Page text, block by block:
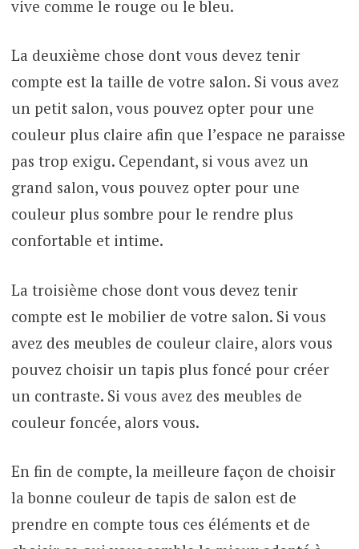
vive comme le rouge ou le bleu.
La deuxième chose dont vous devez tenir
compte est la taille de votre salon. Si vous avez
un petit salon, vous pouvez opter pour une
couleur plus claire afin que l’espace ne paraisse
pas trop exigu. Cependant, si vous avez un
grand salon, vous pouvez opter pour une
couleur plus sombre pour le rendre plus
confortable et intime.
La troisième chose dont vous devez tenir
compte est le mobilier de votre salon. Si vous
avez des meubles de couleur claire, alors vous
pouvez choisir un tapis plus foncé pour créer
un contraste. Si vous avez des meubles de
couleur foncée, alors vous.
En fin de compte, la meilleure façon de choisir
la bonne couleur de tapis de salon est de
prendre en compte tous ces éléments et de